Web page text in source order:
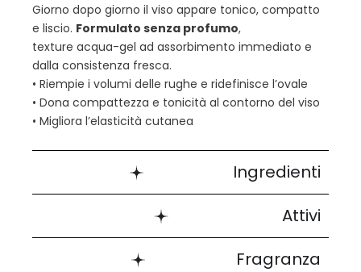
Giorno dopo giorno il viso appare tonico, compatto
e liscio. Formulato senza profumo,
texture acqua-gel ad assorbimento immediato e
dalla consistenza fresca.
• Riempie i volumi delle rughe e ridefinisce l’ovale
• Dona compattezza e tonicità al contorno del viso
• Migliora l’elasticità cutanea
Ingredienti
Attivi
Fragranza